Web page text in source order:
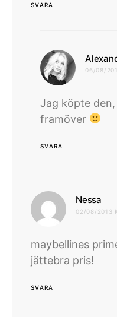
SVARA
06/08/
Jag köpte
framöver
SVARA
Nessa
02/08/2013
maybellines
jättebra pris!
SVARA